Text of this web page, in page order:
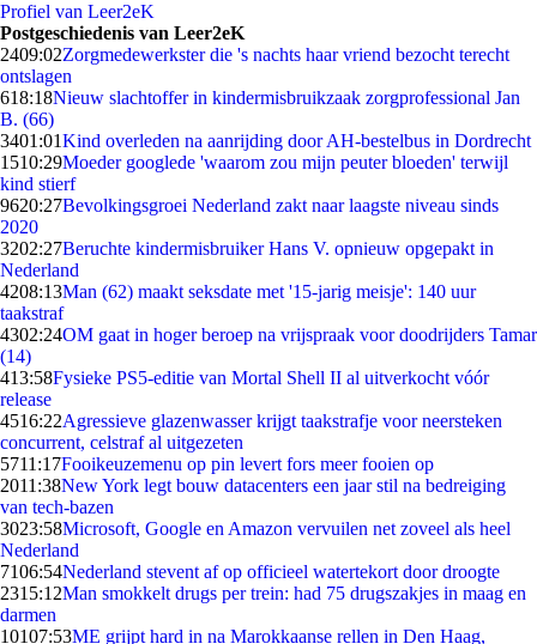
Profiel van Leer2eK
Postgeschiedenis van Leer2eK
2409:02Zorgmedewerkster die 's nachts haar vriend bezocht terecht
ontslagen
618:18Nieuw slachtoffer in kindermisbruikzaak zorgprofessional Jan
B. (66)
3401:01Kind overleden na aanrijding door AH-bestelbus in Dordrecht
1510:29Moeder googlede 'waarom zou mijn peuter bloeden' terwijl
kind stierf
9620:27Bevolkingsgroei Nederland zakt naar laagste niveau sinds
2020
3202:27Beruchte kindermisbruiker Hans V. opnieuw opgepakt in
Nederland
4208:13Man (62) maakt seksdate met '15-jarig meisje': 140 uur
taakstraf
4302:24OM gaat in hoger beroep na vrijspraak voor doodrijders Tamar
(14)
413:58Fysieke PS5-editie van Mortal Shell II al uitverkocht vóór
release
4516:22Agressieve glazenwasser krijgt taakstrafje voor neersteken
concurrent, celstraf al uitgezeten
5711:17Fooikeuzemenu op pin levert fors meer fooien op
2011:38New York legt bouw datacenters een jaar stil na bedreiging
van tech-bazen
3023:58Microsoft, Google en Amazon vervuilen net zoveel als heel
Nederland
7106:54Nederland stevent af op officieel watertekort door droogte
2315:12Man smokkelt drugs per trein: had 75 drugszakjes in maag en
darmen
10107:53ME grijpt hard in na Marokkaanse rellen in Den Haag,